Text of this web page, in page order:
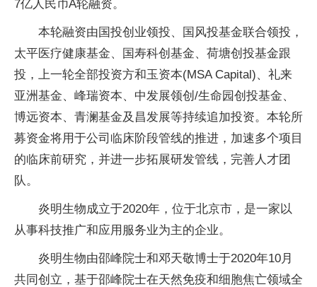
7亿人民币A轮融资。
本轮融资由国投创业领投、国风投基金联合领投，
太平医疗健康基金、国寿科创基金、荷塘创投基金跟
投，上一轮全部投资方和玉资本(MSA Capital)、礼来
亚洲基金、峰瑞资本、中发展领创/生命园创投基金、
博远资本、青澜基金及昌发展等持续追加投资。本轮所
募资金将用于公司临床阶段管线的推进，加速多个项目
的临床前研究，并进一步拓展研发管线，完善人才团
队。
炎明生物成立于2020年，位于北京市，是一家以
从事科技推广和应用服务业为主的企业。
炎明生物由邵峰院士和邓天敬博士于2020年10月
共同创立，基于邵峰院士在天然免疫和细胞焦亡领域全